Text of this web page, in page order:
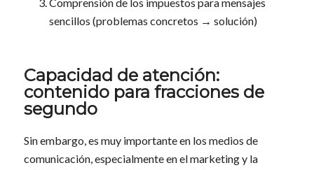
sencillos (problemas concretos → solución)
Capacidad de atención:
contenido para fracciones de
segundo
Sin embargo, es muy importante en los medios de
comunicación, especialmente en el marketing y la